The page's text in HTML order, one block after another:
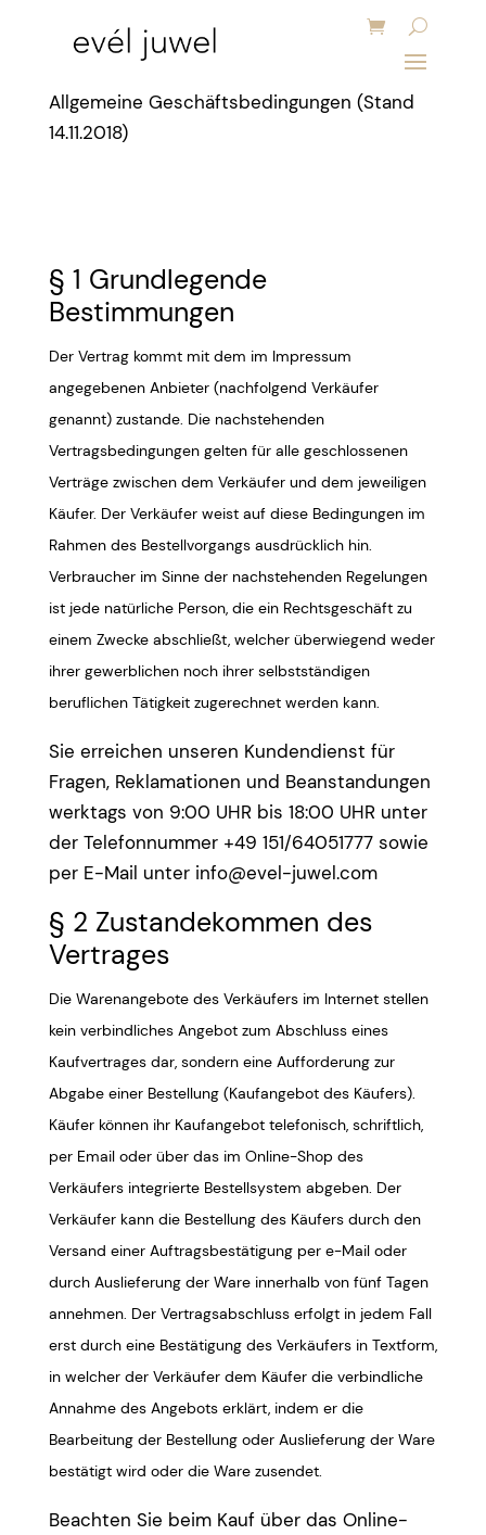
Allgemeine Geschäftsbedingungen (Stand
14.11.2018)
§ 1 Grundlegende
Bestimmungen
Der Vertrag kommt mit dem im Impressum
angegebenen Anbieter (nachfolgend Verkäufer
genannt) zustande. Die nachstehenden
Vertragsbedingungen gelten für alle geschlossenen
Verträge zwischen dem Verkäufer und dem jeweiligen
Käufer. Der Verkäufer weist auf diese Bedingungen im
Rahmen des Bestellvorgangs ausdrücklich hin.
Verbraucher im Sinne der nachstehenden Regelungen
ist jede natürliche Person, die ein Rechtsgeschäft zu
einem Zwecke abschließt, welcher überwiegend weder
ihrer gewerblichen noch ihrer selbstständigen
beruflichen Tätigkeit zugerechnet werden kann.
Sie erreichen unseren Kundendienst für
Fragen, Reklamationen und Beanstandungen
werktags von 9:00 UHR bis 18:00 UHR unter
der Telefonnummer +49 151/64051777 sowie
per E-Mail unterinfo@evel-juwel.com
§ 2 Zustandekommen des
Vertrages
Die Warenangebote des Verkäufers im Internet stellen
kein verbindliches Angebot zum Abschluss eines
Kaufvertrages dar, sondern eine Aufforderung zur
Abgabe einer Bestellung (Kaufangebot des Käufers).
Käufer können ihr Kaufangebot telefonisch, schriftlich,
per Email oder über das im Online-Shop des
Verkäufers integrierte Bestellsystem abgeben. Der
Verkäufer kann die Bestellung des Käufers durch den
Versand einer Auftragsbestätigung per e-Mail oder
durch Auslieferung der Ware innerhalb von fünf Tagen
annehmen. Der Vertragsabschluss erfolgt in jedem Fall
erst durch eine Bestätigung des Verkäufers in Textform,
in welcher der Verkäufer dem Käufer die verbindliche
Annahme des Angebots erklärt, indem er die
Bearbeitung der Bestellung oder Auslieferung der Ware
bestätigt wird oder die Ware zusendet.
Beachten Sie beim Kauf über das Online-